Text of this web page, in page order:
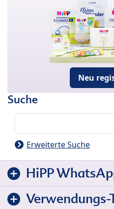
Neu
Suche
Erweiterte Suche
HiPP
Verwendungs-